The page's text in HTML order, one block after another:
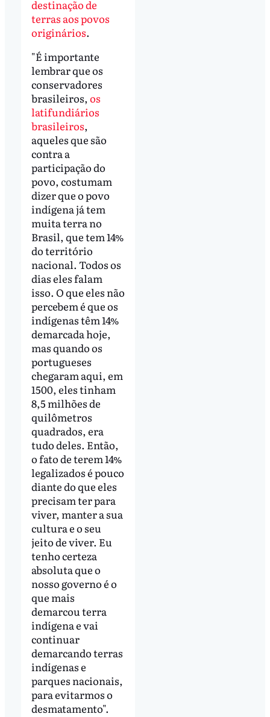
destinação de
terras aos povos
originários.
"É importante
lembrar que os
conservadores
brasileiros, os
latifundiários
brasileiros,
aqueles que são
contra a
participação do
povo, costumam
dizer que o povo
indígena já tem
muita terra no
Brasil, que tem 14%
do território
nacional. Todos os
dias eles falam
isso. O que eles não
percebem é que os
indígenas têm 14%
demarcada hoje,
mas quando os
portugueses
chegaram aqui, em
1500, eles tinham
8,5 milhões de
quilômetros
quadrados, era
tudo deles. Então,
o fato de terem 14%
legalizados é pouco
diante do que eles
precisam ter para
viver, manter a sua
cultura e o seu
jeito de viver. Eu
tenho certeza
absoluta que o
nosso governo é o
que mais
demarcou terra
indígena e vai
continuar
demarcando terras
indígenas e
parques nacionais,
para evitarmos o
desmatamento".